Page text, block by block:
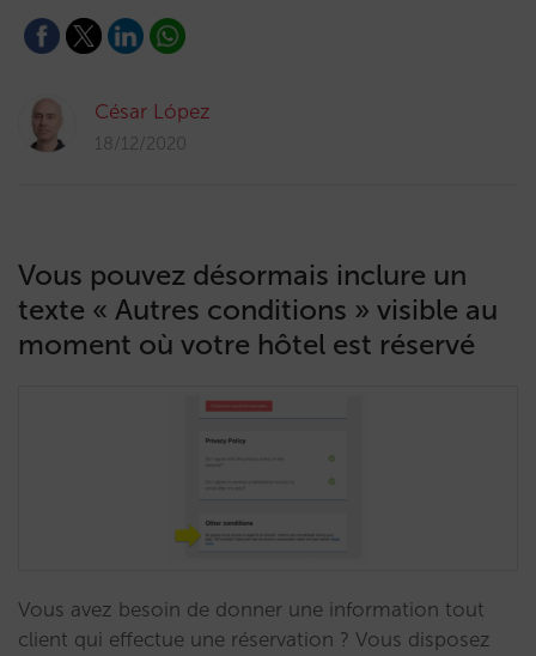
César López
18/12/2020
Vous pouvez désormais inclure un
texte « Autres conditions » visible au
moment où votre hôtel est réservé
Vous avez besoin de donner une information tout
client qui effectue une réservation ? Vous disposez